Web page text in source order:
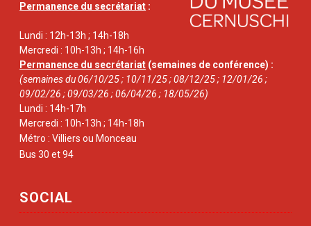
Permanence du secrétariat :
Lundi : 12h-13h ; 14h-18h
Mercredi : 10h-13h ; 14h-16h
Permanence du secrétariat (semaines de conférence) :
(semaines du 06/10/25 ; 10/11/25 ; 08/12/25 ; 12/01/26 ;
09/02/26 ; 09/03/26 ; 06/04/26 ; 18/05/26)
Lundi : 14h-17h
Mercredi : 10h-13h ; 14h-18h
Métro : Villiers ou Monceau
Bus 30 et 94
SOCIAL